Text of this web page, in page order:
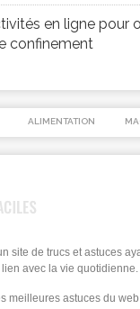
en ligne pour
confinement
ALIMENTATION
site de trucs et astuces
avec la vie quotidienne.
meilleures astuces du